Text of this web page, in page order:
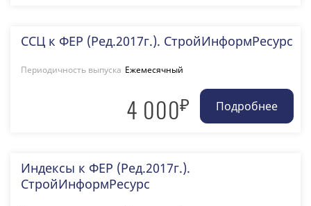
ССЦ к ФЕР (Ред.2017г.). СтройИнформРесурс
Периодичность выпуска Ежемесячный
4 000₽
Индексы к ФЕР (Ред.2017г.).
СтройИнформРесурс